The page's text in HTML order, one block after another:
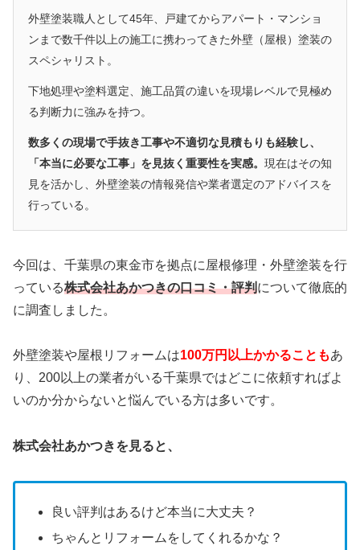
外壁塗装職人として45年、戸建てからアパート・マンショ
ンまで数千件以上の施工に携わってきた外壁（屋根）塗装の
スペシャリスト。
下地処理や塗料選定、施工品質の違いを現場レベルで見極め
る判断力に強みを持つ。
数多くの現場で手抜き工事や不適切な見積もりも経験し、
「本当に必要な工事」を見抜く重要性を実感。 現在はその知
見を活かし、外壁塗装の情報発信や業者選定のアドバイスを
行っている。
今回は、千葉県の東金市を拠点に 屋根修理・外壁塗装を行
っている株式会社あかつきの口コミ・評判について徹底的
に調査しました。
外壁塗装や屋根リフォームは100万円以上かかることもあ
り、200以上の業者がいる千葉県ではどこに依頼すればよ
いのか分からないと悩んでいる方は多いです。
株式会社あかつきを見ると、
良い評判はあるけど本当に大丈夫？
ちゃんとリフォームをしてくれるかな？